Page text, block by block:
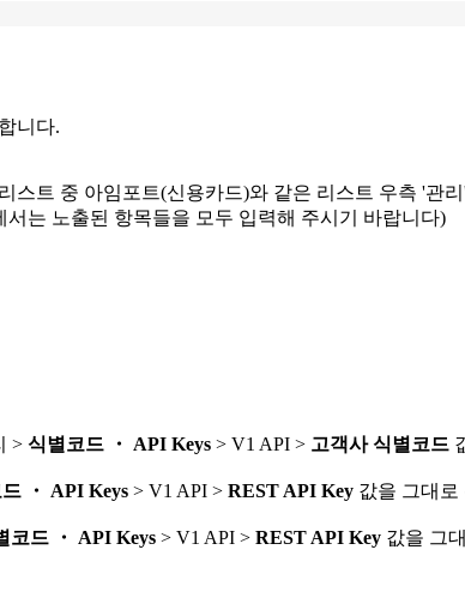
니다.
스트 중 아임포트(신용카드)와 같은 리스트 우측 '관
는 노출된 항목들을 모두 입력해 주시기 바랍니다)
> 식별코드 ・ API Keys > V1 API > 고객사 식별코드
・ API Keys > V1 API > REST API Key 값을 그대로
코드 ・ API Keys > V1 API > REST API Key 값을 그